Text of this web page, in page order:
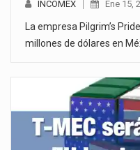
INCOMEX Ene 15,
La empresa Pilgrim’s
millones de dólares en